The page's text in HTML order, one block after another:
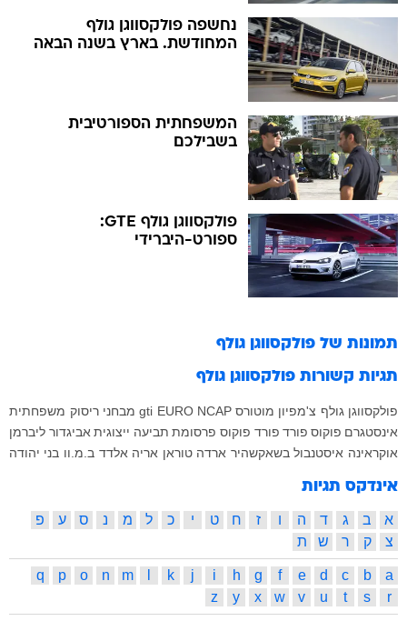
נחשפה פולקסווגן גולף
המחודשת. בארץ בשנה הבאה
המשפחתית הספורטיבית
בשבילכם
פולקסווגן גולף GTE:
ספורט-היברידי
תמונות של פולקסווגן גולף
תגיות קשורות פולקסווגן גולף
פולקסווגן גולף צ'מפיון מוטורס EURO NCAP
gti מבחני ריסוק משפחתית
אינסטגרם פוקוס פורד פורד פוקוס פרסומת תביעה ייצוגית אביגדור ליברמן
אוקראינה איסטנבול בשאקשהיר ארדה טוראן אריה אלדד ב.מ.וו בני יהודה
אינדקס תגיות
א ב ג ד ה ו ז ח ט י כ ל מ נ ס ע
פ
צ
ק ר ש ת
a
b
c
d
e
f
g
h
i
j
k
m
n
o
p
q
r
s
t
u
v
w
x
y
z